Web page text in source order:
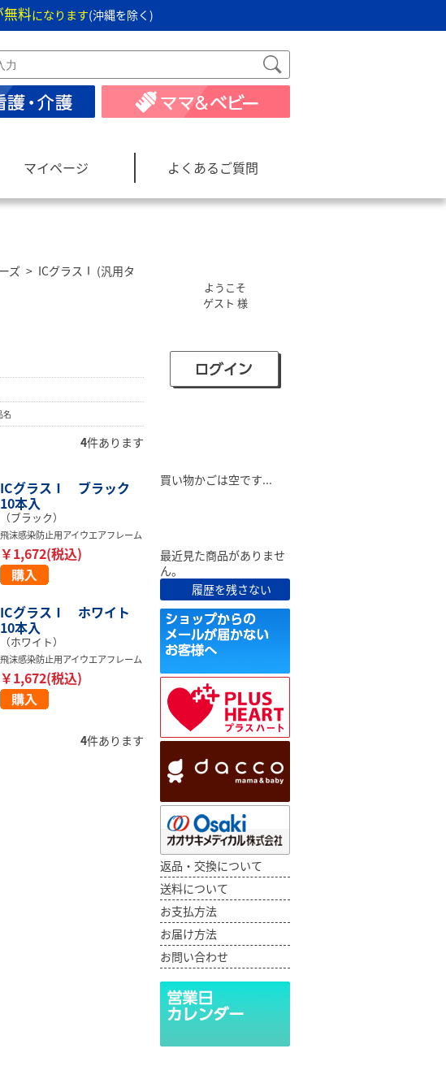
無料になります(沖縄を除く)
マイページ よくあるご質問
ズ > ICグラスⅠ (汎用タ
名
4件あります
ICグラスⅠ ブラック
10本入
（ブラック）
飛沫感染防止用アイウエアフレーム
￥1,672(税込)
ICグラスⅠ ホワイト
10本入
（ホワイト）
飛沫感染防止用アイウエアフレーム
￥1,672(税込)
4件あります
ようこそ
ゲスト 様
買い物かごは空です...
最近見た商品がありませ
ん。
履歴を残さない
返品・交換について
送料について
お支払方法
お届け方法
お問い合わせ